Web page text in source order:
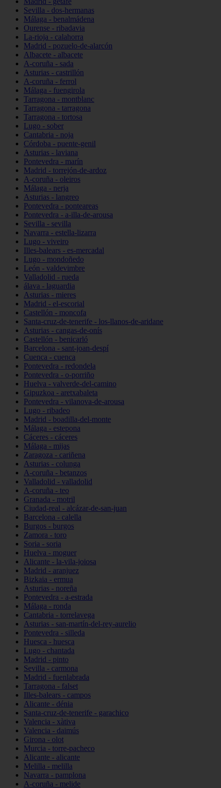
Sevilla - dos-hermanas
Málaga - benalmádena
Ourense - ribadavia
La-rioja - calahorra
Madrid - pozuelo-de-alarcón
Albacete - albacete
A-coruña - sada
Asturias - castrillón
A-coruña - ferrol
Málaga - fuengirola
Tarragona - montblanc
Tarragona - tarragona
Tarragona - tortosa
Lugo - sober
Cantabria - noja
Córdoba - puente-genil
Asturias - laviana
Pontevedra - marín
Madrid - torrejón-de-ardoz
A-coruña - oleiros
Málaga - nerja
Asturias - langreo
Pontevedra - ponteareas
Pontevedra - a-illa-de-arousa
Sevilla - sevilla
Navarra - estella-lizarra
Lugo - viveiro
Illes-balears - es-mercadal
Lugo - mondoñedo
León - valdevimbre
Valladolid - rueda
álava - laguardia
Asturias - mieres
Madrid - el-escorial
Castellón - moncofa
Santa-cruz-de-tenerife - los-llanos-de-aridane
Asturias - cangas-de-onís
Castellón - benicarló
Barcelona - sant-joan-despí
Cuenca - cuenca
Pontevedra - redondela
Pontevedra - o-porriño
Huelva - valverde-del-camino
Gipuzkoa - aretxabaleta
Pontevedra - vilanova-de-arousa
Lugo - ribadeo
Madrid - boadilla-del-monte
Málaga - estepona
Cáceres - cáceres
Málaga - mijas
Zaragoza - cariñena
Asturias - colunga
A-coruña - betanzos
Valladolid - valladolid
A-coruña - teo
Granada - motril
Ciudad-real - alcázar-de-san-juan
Barcelona - calella
Burgos - burgos
Zamora - toro
Soria - soria
Huelva - moguer
Alicante - la-vila-joiosa
Madrid - aranjuez
Bizkaia - ermua
Asturias - noreña
Pontevedra - a-estrada
Málaga - ronda
Cantabria - torrelavega
Asturias - san-martín-del-rey-aurelio
Pontevedra - silleda
Huesca - huesca
Lugo - chantada
Madrid - pinto
Sevilla - carmona
Madrid - fuenlabrada
Tarragona - falset
Illes-balears - campos
Alicante - dénia
Santa-cruz-de-tenerife - garachico
Valencia - xàtiva
Valencia - daimús
Girona - olot
Murcia - torre-pacheco
Alicante - alicante
Melilla - melilla
Navarra - pamplona
A-coruña - melide